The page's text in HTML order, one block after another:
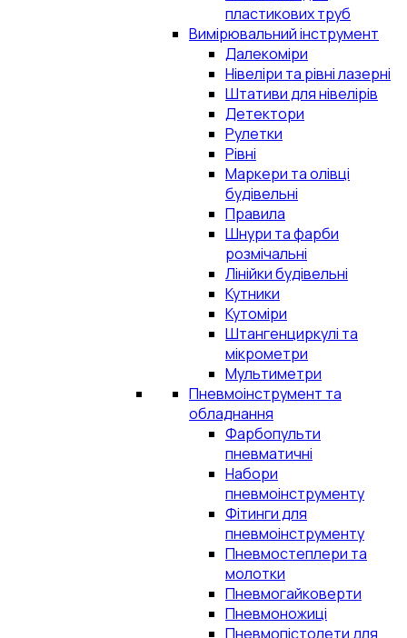
пластикових труб
Вимірювальний інструмент
Далекоміри
Нівеліри та рівні лазерні
Штативи для нівелірів
Детектори
Рулетки
Рівні
Маркери та олівці
будівельні
Правила
Шнури та фарби
розмічальні
Лінійки будівельні
Кутники
Кутоміри
Штангенциркулі та
мікрометри
Мультиметри
Пневмоінструмент та
обладнання
Фарбопульти
пневматичні
Набори
пневмоінструменту
Фітинги для
пневмоінструменту
Пневмостеплери та
молотки
Пневмогайковерти
Пневмоножиці
Пневмопістолети для